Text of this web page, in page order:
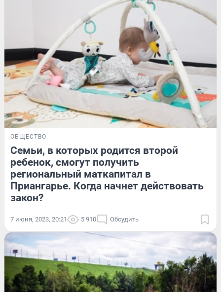
ОБЩЕСТВО
Семьи, в которых родится второй
ребенок, смогут получить
региональный маткапитал в
Приангарье. Когда начнет действовать
закон?
7 июня, 2023, 20:21 5 910 Обсудить